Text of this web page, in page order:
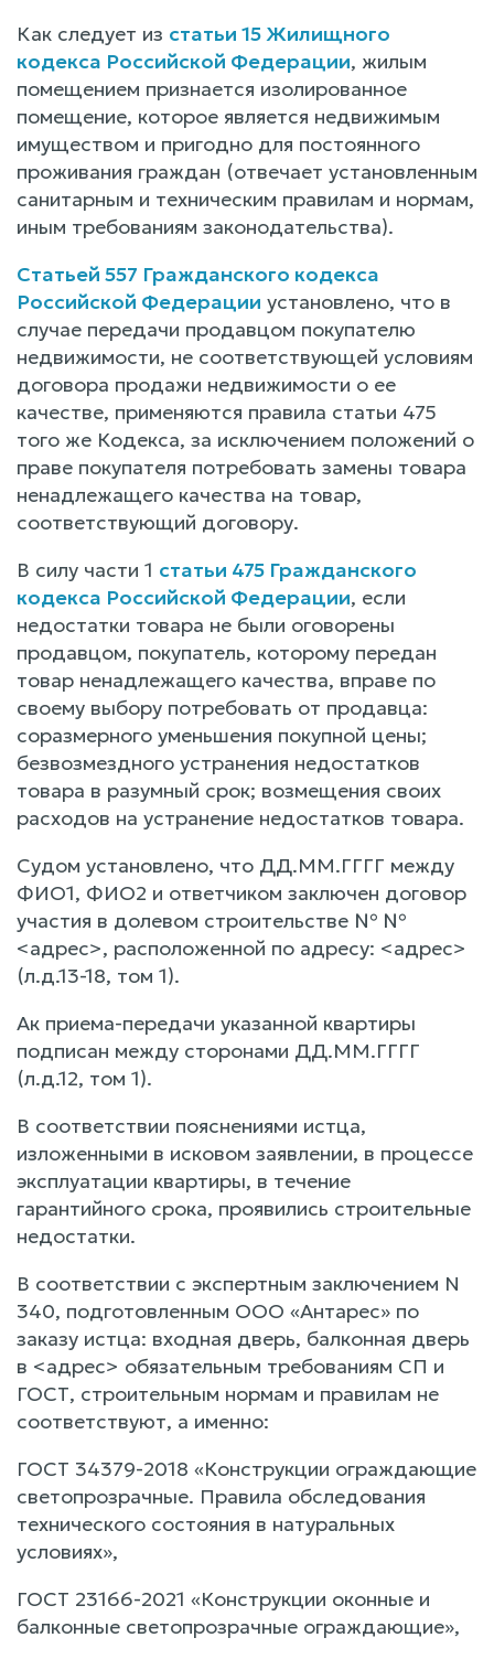
Как следует из статьи 15 Жилищного
кодекса Российской Федерации, жилым
помещением признается изолированное
помещение, которое является недвижимым
имуществом и пригодно для постоянного
проживания граждан (отвечает установленным
санитарным и техническим правилам и нормам,
иным требованиям законодательства).
Статьей 557 Гражданского кодекса
Российской Федерации установлено, что в
случае передачи продавцом покупателю
недвижимости, не соответствующей условиям
договора продажи недвижимости о ее
качестве, применяются правила статьи 475
того же Кодекса, за исключением положений о
праве покупателя потребовать замены товара
ненадлежащего качества на товар,
соответствующий договору.
В силу части 1 статьи 475 Гражданского
кодекса Российской Федерации, если
недостатки товара не были оговорены
продавцом, покупатель, которому передан
товар ненадлежащего качества, вправе по
своему выбору потребовать от продавца:
соразмерного уменьшения покупной цены;
безвозмездного устранения недостатков
товара в разумный срок; возмещения своих
расходов на устранение недостатков товара.
Судом установлено, что ДД.ММ.ГГГГ между
ФИО1, ФИО2 и ответчиком заключен договор
участия в долевом строительстве № №
<адрес>, расположенной по адресу: <адрес>
(л.д.13-18, том 1).
Ак приема-передачи указанной квартиры
подписан между сторонами ДД.ММ.ГГГГ
(л.д.12, том 1).
В соответствии пояснениями истца,
изложенными в исковом заявлении, в процессе
эксплуатации квартиры, в течение
гарантийного срока, проявились строительные
недостатки.
В соответствии с экспертным заключением N
340, подготовленным ООО «Антарес» по
заказу истца: входная дверь, балконная дверь
в <адрес> обязательным требованиям СП и
ГОСТ, строительным нормам и правилам не
соответствуют, а именно:
ГОСТ 34379-2018 «Конструкции ограждающие
светопрозрачные. Правила обследования
технического состояния в натуральных
условиях»,
ГОСТ 23166-2021 «Конструкции оконные и
балконные светопрозрачные ограждающие»,